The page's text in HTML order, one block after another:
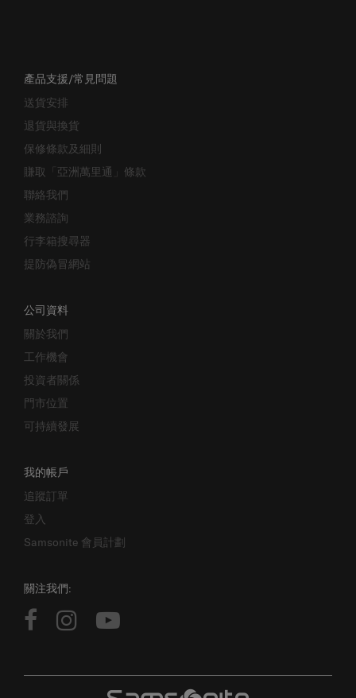
送貨安排
退貨與換貨
保修條款及細則
賺取「亞洲萬里通」條款
聯絡我們
業務諮詢
行李箱搜尋器
提防偽冒網站
關於我們
工作機會
投資者關係
門市位置
可持續發展
追蹤訂單
登入
Samsonite 會員計劃